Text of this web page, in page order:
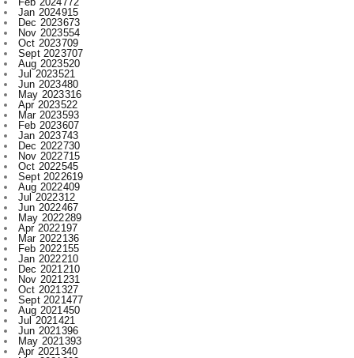
Sept 2023707
Aug 2023520
Jul 2023521
Jun 2023480
May 2023316
Apr 2023522
Mar 2023593
Feb 2023607
Jan 2023743
Dec 2022730
Nov 2022715
Oct 2022545
Sept 2022619
Aug 2022409
Jul 2022312
Jun 2022467
May 2022289
Apr 2022197
Mar 2022136
Feb 2022155
Jan 2022210
Dec 2021210
Nov 2021231
Oct 2021327
Sept 2021477
Aug 2021450
Jul 2021421
Jun 2021396
May 2021393
Apr 2021340
Mar 2021393
Feb 2021329
Jan 2021256
Dec 2020203